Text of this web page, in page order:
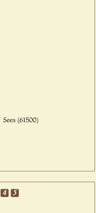
Sees (61500)